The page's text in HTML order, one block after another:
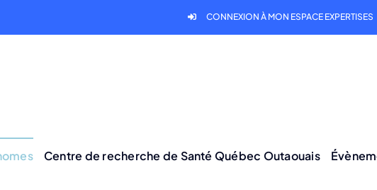
CONNEXION À MON ESPACE EXPERTISES
Centre de recherche de Santé Québec Outaouais